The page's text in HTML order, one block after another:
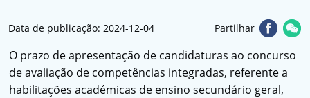
Data de publicação: 2024-12-04 Partilhar
O prazo de apresentação de candidaturas ao concurso
de avaliação de competências integradas, referente a
habilitações académicas de ensino secundário geral,